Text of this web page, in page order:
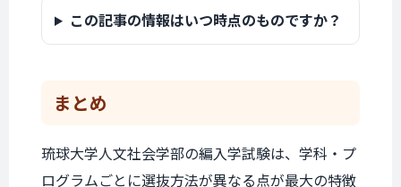
この記事の情報はいつ時点のものですか？
まとめ
琉球大学人文社会学部の編入学試験は、学科・プ
ログラムごとに選抜方法が異なる点が最大の特徴